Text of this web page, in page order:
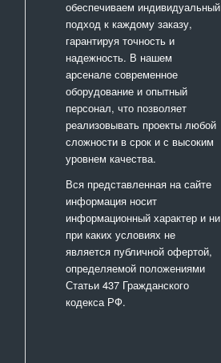
обеспечиваем индивидуальный
подход к каждому заказу,
гарантируя точность и
надежность. В нашем
арсенале современное
оборудование и опытный
персонал, что позволяет
реализовывать проекты любой
сложности в срок и с высоким
уровнем качества.
Вся представленная на сайте
информация носит
информационный характер и ни
при каких условиях не
является публичной офертой,
определяемой положениями
Статьи 437 Гражданского
кодекса РФ.